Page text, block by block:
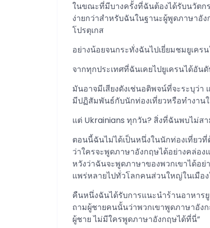
ในขณะที่มีบางครั้งที่ฉันต้องได้รับนวัต
ง่ายกว่าสำหรับฉันในฐานะผู้พูดภาษาอั
โปรตุเกส
อย่างน้อยจนกระทั่งฉันไปเยี่ยมชมยูเคร
จากทุกประเทศที่ฉันเคยไปยูเครนได้อั
มันอาจมีเสียงดังเช่นอติพจน์ที่จะระบุว่
มีปฏิสัมพันธ์กับนักท่องเที่ยวหรือทำงาน
แต่ Ukrainians ทุกวัน? สิ่งที่ฉันพบไม่สา
ตอนนี้ฉันไม่ได้เป็นหนึ่งในนักท่องเที่ยว
ว่าใครจะพูดภาษาอังกฤษได้อย่างคล่อ
หวังว่าฉันจะพูดภาษาของพวกเขาได้อ
แพร่หลายไปทั่วโลกคนส่วนใหญ่ในเมือ
คืนหนึ่งฉันได้รับการแนะนำร้านอาหาร
ถามผู้ชายคนนั้นว่าพวกเขาพูดภาษาอัง
ผู้ชาย ไม่มีใครพูดภาษาอังกฤษได้ที่นี่”